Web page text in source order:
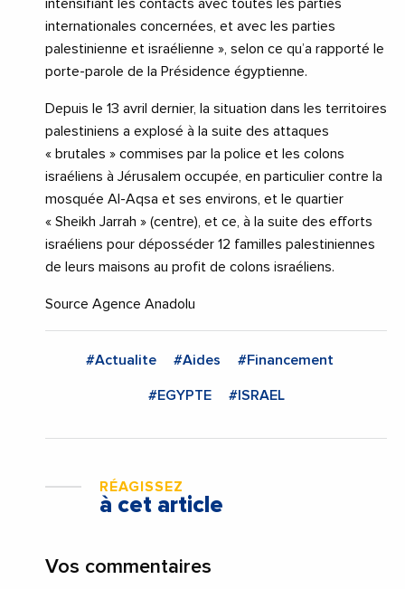
intensifiant les contacts avec toutes les parties
internationales concernées, et avec les parties
palestinienne et israélienne », selon ce qu’a rapporté le
porte-parole de la Présidence égyptienne.
Depuis le 13 avril dernier, la situation dans les territoires
palestiniens a explosé à la suite des attaques
« brutales » commises par la police et les colons
israéliens à Jérusalem occupée, en particulier contre la
mosquée Al-Aqsa et ses environs, et le quartier
« Sheikh Jarrah » (centre), et ce, à la suite des efforts
israéliens pour déposséder 12 familles palestiniennes
de leurs maisons au profit de colons israéliens.
Source Agence Anadolu
#Actualite #Aides #Financement
#EGYPTE #ISRAEL
RÉAGISSEZ
à cet article
Vos commentaires